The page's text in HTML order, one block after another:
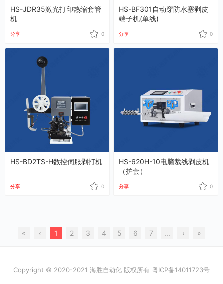
HS-JDR35激光打印热缩套管
机
分享 0
HS-BF301自动穿防水塞剥皮
端子机(单线)
分享 0
HS-BD2TS-H数控伺服剥打机
分享 0
HS-620H-10电脑裁线剥皮机
（护套）
分享 0
« ‹ 1 2 3 4 5 6 7 ... › »
Copyright © 2020-2021 海胜自动化 版权所有 粤ICP备14011723号